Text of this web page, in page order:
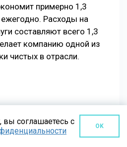
примерно 1,3
Расходы на
составляют всего 1,3
компанию одной из
чистых в отрасли.
4 БРЕНДА В 7
вы соглашаетесь с
OK